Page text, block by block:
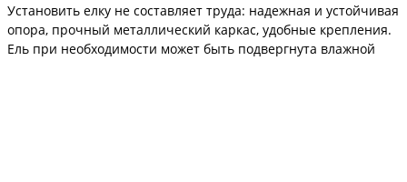
Установить елку не составляет труда: надежная и устойчивая
опора, прочный металлический каркас, удобные крепления.
Ель при необходимости может быть подвергнута влажной